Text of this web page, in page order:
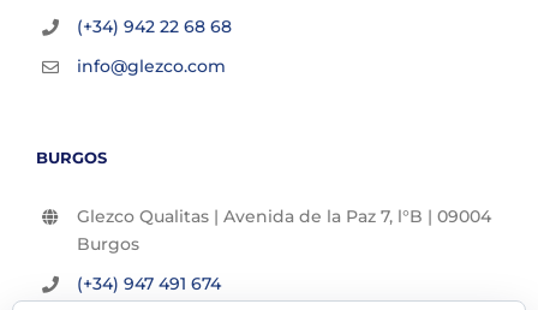
(+34) 942 22 68 68
info@glezco.com
BURGOS
Glezco Qualitas | Avenida de la Paz 7, l°B | 09004
Burgos
(+34) 947 491 674